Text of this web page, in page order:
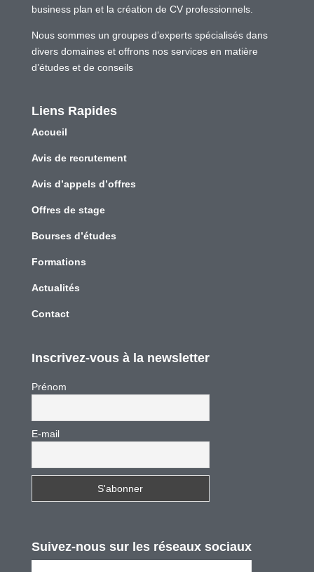
business plan et la création de CV professionnels.
Nous sommes un groupes d’experts spécialisés dans
divers domaines et offrons nos services en matière
d’études et de conseils
Liens Rapides
Accueil
Avis de recrutement
Avis d’appels d’offres
Offres de stage
Bourses d’études
Formations
Actualités
Contact
Inscrivez-vous à la newsletter
Prénom
E-mail
Suivez-nous sur les réseaux sociaux